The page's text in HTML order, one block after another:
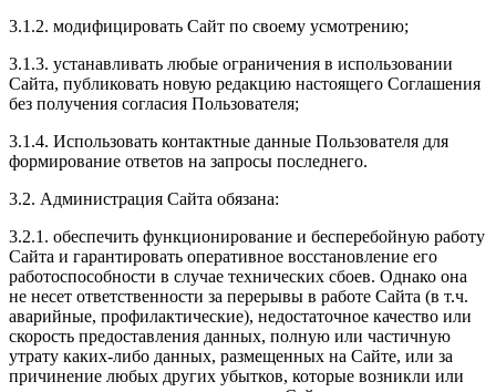
3.1.2. модифицировать Сайт по своему усмотрению;
3.1.3. устанавливать любые ограничения в использовании
Сайта, публиковать новую редакцию настоящего Соглашения
без получения согласия Пользователя;
3.1.4. Использовать контактные данные Пользователя для
формирование ответов на запросы последнего.
3.2. Администрация Сайта обязана:
3.2.1. обеспечить функционирование и бесперебойную работу
Сайта и гарантировать оперативное восстановление его
работоспособности в случае технических сбоев. Однако она
не несет ответственности за перерывы в работе Сайта (в т.ч.
аварийные, профилактические), недостаточное качество или
скорость предоставления данных, полную или частичную
утрату каких-либо данных, размещенных на Сайте, или за
причинение любых других убытков, которые возникли или